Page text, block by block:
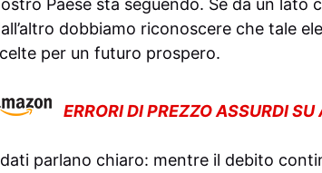
Paese sta seguendo. Se da un
dobbiamo riconoscere che tale
per un futuro prospero.
ERRORI DI PREZZO ASSURDI
parlano chiaro: mentre il debito